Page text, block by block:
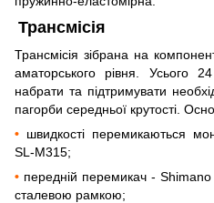
Трансмісія
Трансмісія зібрана на
аматорського рівня. Усього
набрати та підтримувати
пагорби середньої крутості.
• швидкості перемикаються
SL-M315;
• передній перемикач -
сталевою рамкою;